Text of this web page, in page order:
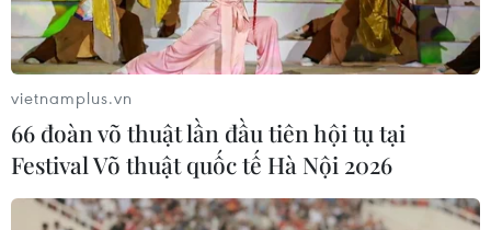
vietnamplus.vn
66 đoàn võ thuật lần đầu tiên hội tụ tại
Festival Võ thuật quốc tế Hà Nội 2026